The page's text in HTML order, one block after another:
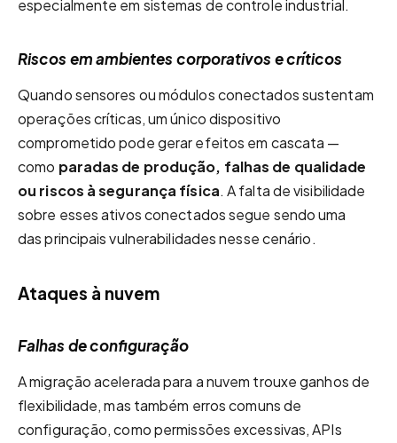
especialmente em sistemas de controle industrial.
Riscos em ambientes corporativos e críticos
Quando sensores ou módulos conectados sustentam
operações críticas, um único dispositivo
comprometido pode gerar efeitos em cascata —
como paradas de produção, falhas de qualidade
ou riscos à segurança física. A falta de visibilidade
sobre esses ativos conectados segue sendo uma
das principais vulnerabilidades nesse cenário.
Ataques à nuvem
Falhas de configuração
A migração acelerada para a nuvem trouxe ganhos de
flexibilidade, mas também erros comuns de
configuração, como permissões excessivas, APIs